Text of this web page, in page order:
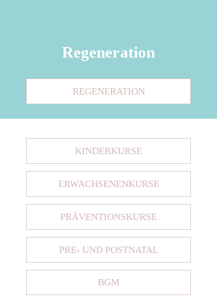
Regeneration
REGENERATION
KINDERKURSE
ERWACHSENENKURSE
PRÄVENTIONSKURSE
PRE- UND POSTNATAL
BGM